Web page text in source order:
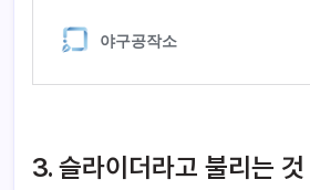
3. 슬라이더라고 불리는 것